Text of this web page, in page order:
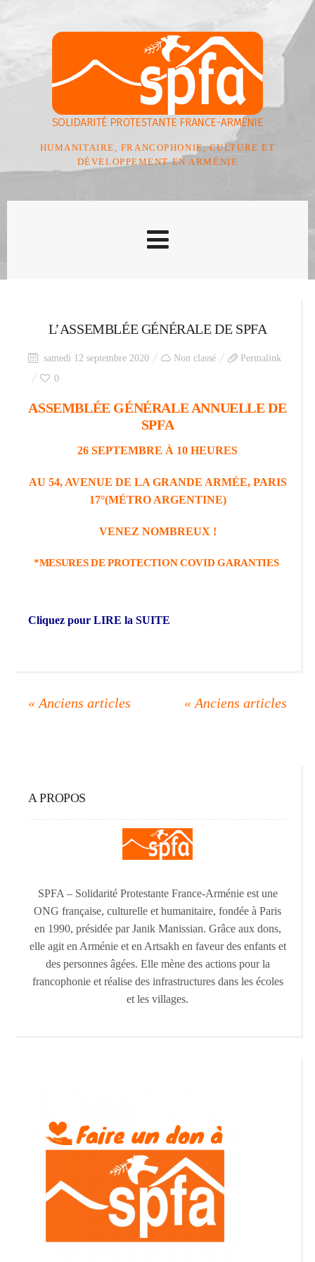
HUMANITAIRE, FRANCOPHONIE, CULTURE ET
DÉVELOPPEMENT EN ARMÉNIE
L’ASSEMBLÉE GÉNÉRALE DE SPFA
samedi 12 septembre 2020 Non classé
Permalink
0
ASSEMBLÉE GÉNÉRALE ANNUELLE DE
SPFA
26 SEPTEMBRE À 10 HEURES
AU 54, AVENUE DE LA GRANDE ARMÉE, PARIS
17°(MÉTRO ARGENTINE)
VENEZ NOMBREUX !
*MESURES DE PROTECTION COVID GARANTIES
Cliquez pour LIRE la SUITE
A PROPOS
SPFA – Solidarité Protestante France-Arménie est une
ONG française, culturelle et humanitaire, fondée à Paris
en 1990, présidée par Janik Manissian. Grâce aux dons,
elle agit en Arménie et en Artsakh en faveur des enfants et
des personnes âgées. Elle mène des actions pour la
francophonie et réalise des infrastructures dans les écoles
et les villages.